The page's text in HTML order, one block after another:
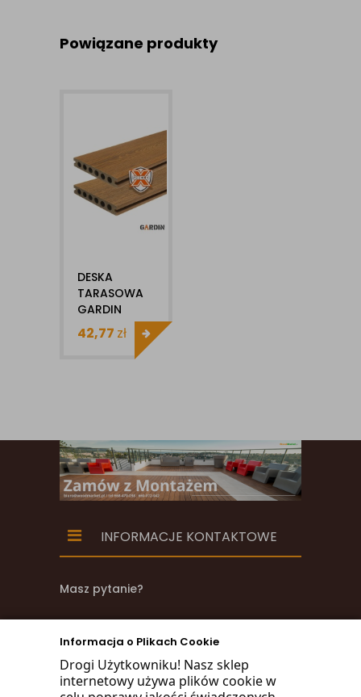
Informacja o Plikach Cookie
Drogi Użytkowniku! Nasz sklep
internetowy używa plików cookie w
Powiązane produkty
DESKA
TARASOWA
GARDIN
DECO X
KOMPOZYTOWA
22X145MM X
42,77 zł
INFORMACJE KONTAKTOWE
Masz pytanie?
zadzwoń
668 470 038
660 072 042